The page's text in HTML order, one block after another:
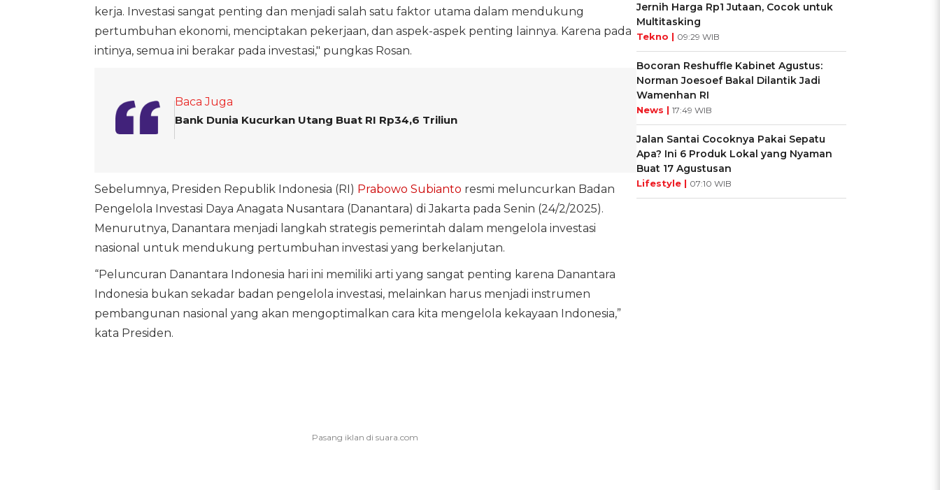
kerja. Investasi sangat penting dan menjadi salah satu faktor utama dalam mendukung
pertumbuhan ekonomi, menciptakan pekerjaan, dan aspek-aspek penting lainnya. Karena pada
intinya, semua ini berakar pada investasi," pungkas Rosan.
Baca Juga
Bank Dunia Kucurkan Utang Buat RI Rp34,6 Triliun
Sebelumnya, Presiden Republik Indonesia (RI) Prabowo Subianto resmi meluncurkan Badan
Pengelola Investasi Daya Anagata Nusantara (Danantara) di Jakarta pada Senin (24/2/2025).
Menurutnya, Danantara menjadi langkah strategis pemerintah dalam mengelola investasi
nasional untuk mendukung pertumbuhan investasi yang berkelanjutan.
“Peluncuran Danantara Indonesia hari ini memiliki arti yang sangat penting karena Danantara
Indonesia bukan sekadar badan pengelola investasi, melainkan harus menjadi instrumen
pembangunan nasional yang akan mengoptimalkan cara kita mengelola kekayaan Indonesia,”
kata Presiden.
Jernih Harga Rp1 Jutaan, Cocok untuk
Multitasking
Tekno | 09:29 WIB
Bocoran Reshuffle Kabinet Agustus:
Norman Joesoef Bakal Dilantik Jadi
Wamenhan RI
News | 17:49 WIB
Jalan Santai Cocoknya Pakai Sepatu
Apa? Ini 6 Produk Lokal yang Nyaman
Buat 17 Agustusan
Lifestyle | 07:10 WIB